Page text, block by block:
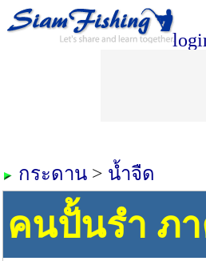
กระดาน > น้ำจืด
คนปั้นรำ ภ